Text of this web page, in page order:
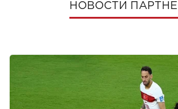
НОВОСТИ